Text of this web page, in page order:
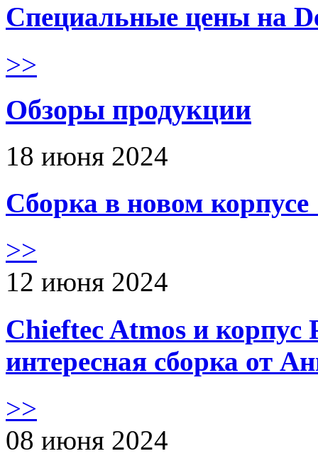
Специальные цены на
>>
Обзоры продукции
18 июня 2024
Сборка в новом
>>
12 июня 2024
Chieftec Atmos и корпус
интересная сборка от
>>
08 июня 2024